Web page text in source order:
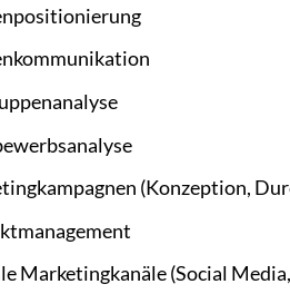
(Konzeption,
Marketingkanäle (Social